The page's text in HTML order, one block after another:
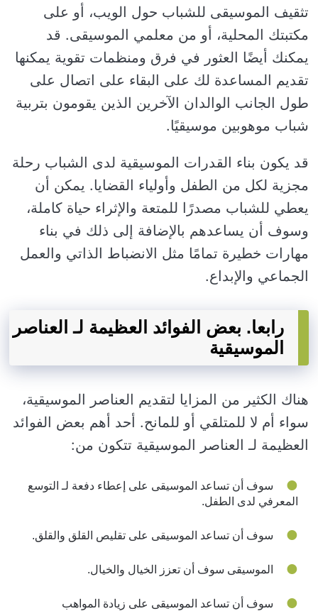
تثقيف الموسيقى للشباب حول الويب، أو على
مكتبتك المحلية، أو من معلمي الموسيقى. قد
يمكنك أيضًا العثور في فرق ومنظمات تقوية يمكنها
تقديم المساعدة لك على البقاء على اتصال على
طول الجانب الوالدان الآخرين الذين يقومون بتربية
شباب موهوبين موسيقيًا.
قد يكون بناء القدرات الموسيقية لدى الشباب رحلة
مجزية لكل من الطفل وأولياء القضايا. يمكن أن
يعطي للشباب مصدرًا للمتعة والإثراء حياة كاملة،
وسوف أن يساعدهم بالإضافة إلى ذلك في بناء
مهارات خطيرة تمامًا مثل الانضباط الذاتي والعمل
الجماعي والإبداع.
رابعا. بعض الفوائد العظيمة لـ العناصر
الموسيقية
هناك الكثير من المزايا لتقديم العناصر الموسيقية،
سواء أم لا للمتلقي أو للمانح. أحد أهم بعض الفوائد
العظيمة لـ العناصر الموسيقية تتكون من:
سوف أن تساعد الموسيقى على إعطاء دفعة لـ التوسع
المعرفي لدى الطفل.
سوف أن تساعد الموسيقى على تقليص القلق والقلق.
الموسيقى سوف أن تعزز الخيال والخيال.
سوف أن تساعد الموسيقى على زيادة المواهب